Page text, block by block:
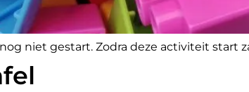
niet gestart. Zodra deze activiteit